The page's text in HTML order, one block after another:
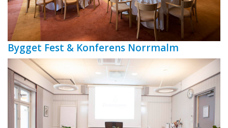
Bygget Fest & Konferens Norrmalm